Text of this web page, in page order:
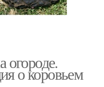
огороде.
о коровьем